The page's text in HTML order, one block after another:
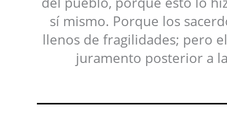
sí mismo. Porque los
llenos de fragilidades; pero
juramento posterior a